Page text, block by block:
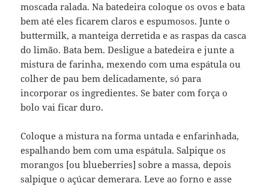
moscada ralada. Na batedeira coloque os ovos e bata
bem até eles ficarem claros e espumosos. Junte o
buttermilk, a manteiga derretida e as raspas da casca
do limão. Bata bem. Desligue a batedeira e junte a
mistura de farinha, mexendo com uma espátula ou
colher de pau bem delicadamente, só para
incorporar os ingredientes. Se bater com força o
bolo vai ficar duro.
Coloque a mistura na forma untada e enfarinhada,
espalhando bem com uma espátula. Salpique os
morangos [ou blueberries] sobre a massa, depois
salpique o açúcar demerara. Leve ao forno e asse